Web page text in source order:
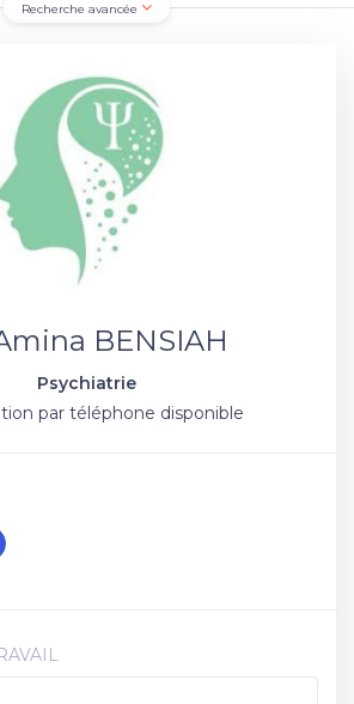
Recherche avancée
BENSIAH
Psychiatrie
par téléphone disponible